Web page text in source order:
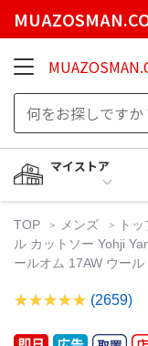
マイストア
TOP メンズ ト
ル カットソー Yohji
ールオム 17AW ウール
(2659)